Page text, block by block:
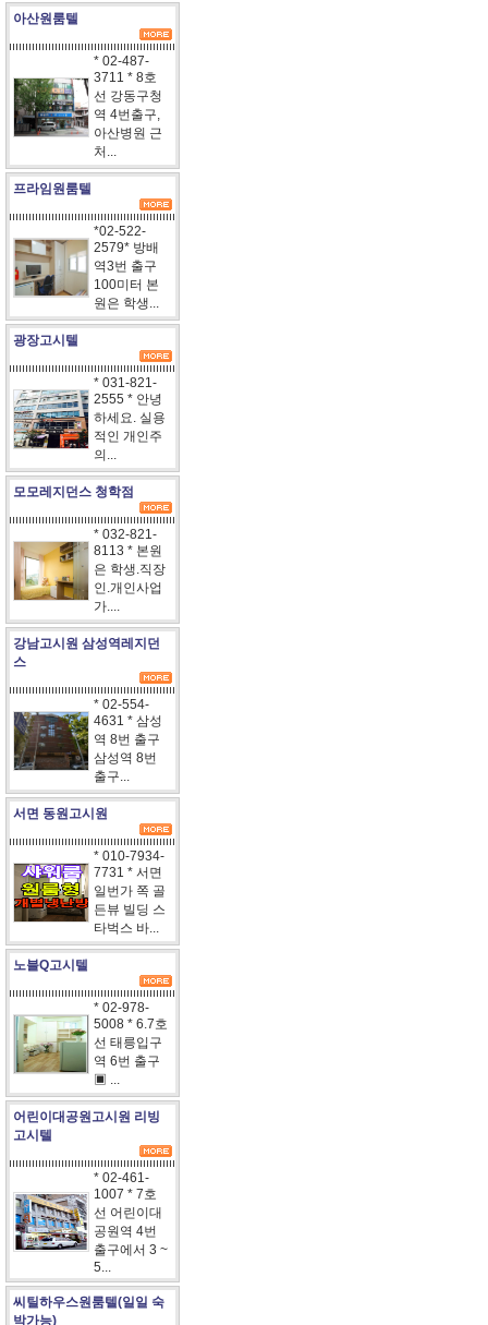
아산원룸텔
* 02-487-
3711 * 8호
선 강동구청
역 4번출구,
아산병원 근
처...
프라임원룸텔
*02-522-
2579* 방배
역3번 출구
100미터 본
원은 학생...
광장고시텔
* 031-821-
2555 * 안녕
하세요. 실용
적인 개인주
의...
모모레지던스 청학점
* 032-821-
8113 * 본원
은 학생.직장
인.개인사업
가....
강남고시원 삼성역레지던
스
* 02-554-
4631 * 삼성
역 8번 출구
삼성역 8번
출구...
서면 동원고시원
* 010-7934-
7731 * 서면
일번가 쪽 골
든뷰 빌딩 스
타벅스 바...
노블Q고시텔
* 02-978-
5008 * 6.7호
선 태릉입구
역 6번 출구
▣ ...
어린이대공원고시원 리빙
고시텔
* 02-461-
1007 * 7호
선 어린이대
공원역 4번
출구에서 3 ~
5...
씨틸하우스원룸텔(일일 숙
박가능)